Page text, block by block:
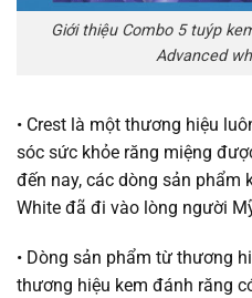
Giới thiệu Combo 5 tuýp
Advanced
• Crest là một thương hiệu
sóc sức khỏe răng miệng
đến nay, các dòng sản phẩm
White đã đi vào lòng người
• Dòng sản phẩm từ thương
thương hiệu kem đánh răng